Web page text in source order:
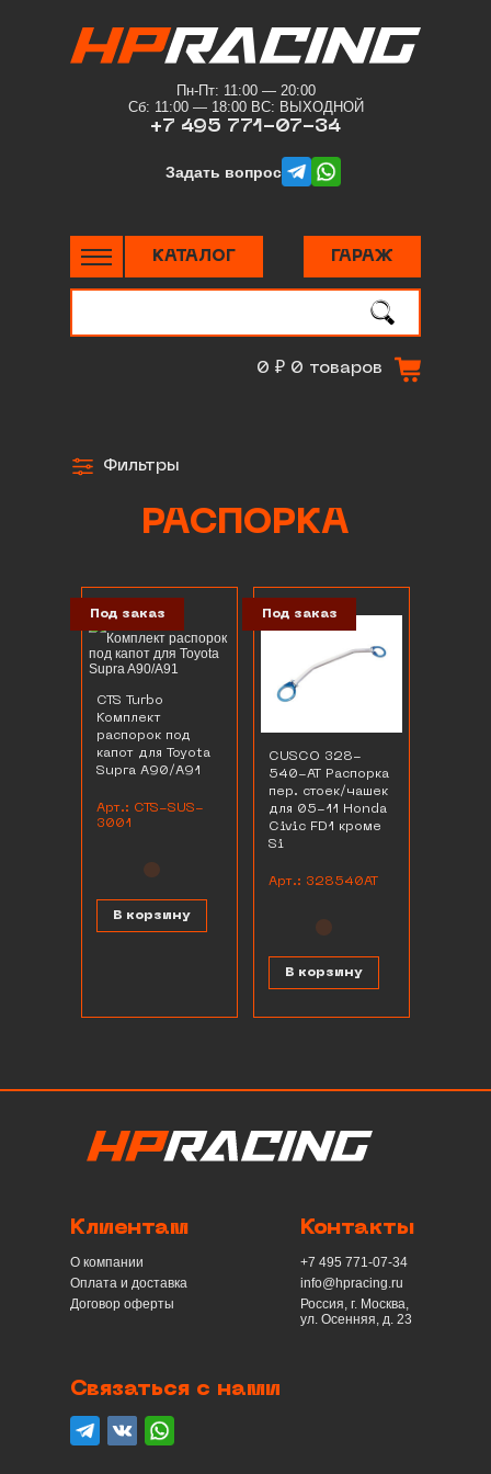
Пн-Пт: 11:00 — 20:00
Сб: 11:00 — 18:00 ВС: ВЫХОДНОЙ
+7 495 771-07-34
Задать вопросtelegramwhatsapp
КАТАЛОГ ГАРАЖ
0 ₽ 0 товаров
Фильтры
РАСПОРКА
Под заказ
CTS Turbo
Комплект
распорок под
капот для Toyota
Supra A90/A91
Арт.: CTS-SUS-
3001
В корзину
Под заказ
CUSCO 328-
540-AT Распорка
пер. стоек/чашек
для 05-11 Honda
Civic FD1 кроме
Si
Арт.: 328540AT
В корзину
Клиентам
О компании
Оплата и доставка
Договор оферты
Контакты
+7 495 771-07-34
info@hpracing.ru
Россия, г. Москва,
ул. Осенняя, д. 23
Связаться с нами
telegramвконтактеwhatsapp